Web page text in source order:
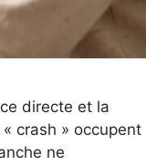
directe et la
crash » occupent
ne